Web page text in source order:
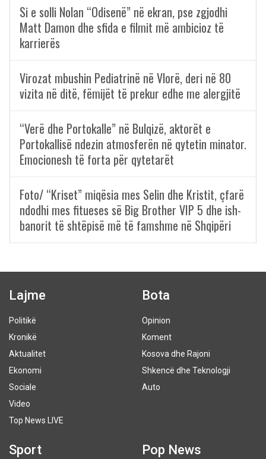
Si e solli Nolan “Odisenë” në ekran, pse zgjodhi
Matt Damon dhe sfida e filmit më ambicioz të
karrierës
Virozat mbushin Pediatrinë në Vlorë, deri në 80
vizita në ditë, fëmijët të prekur edhe me alergjitë
“Verë dhe Portokalle” në Bulqizë, aktorët e
Portokallisë ndezin atmosferën në qytetin minator.
Emocionesh të forta për qytetarët
Foto/ “Kriset” miqësia mes Selin dhe Kristit, çfarë
ndodhi mes fitueses së Big Brother VIP 5 dhe ish-
banorit të shtëpisë më të famshme në Shqipëri
Lajme
Politikë
Kronikë
Aktualitet
Ekonomi
Sociale
Video
Top News LIVE
Bota
Opinion
Koment
Kosova dhe Rajoni
Shkencë dhe Teknologji
Auto
Sport Pop News